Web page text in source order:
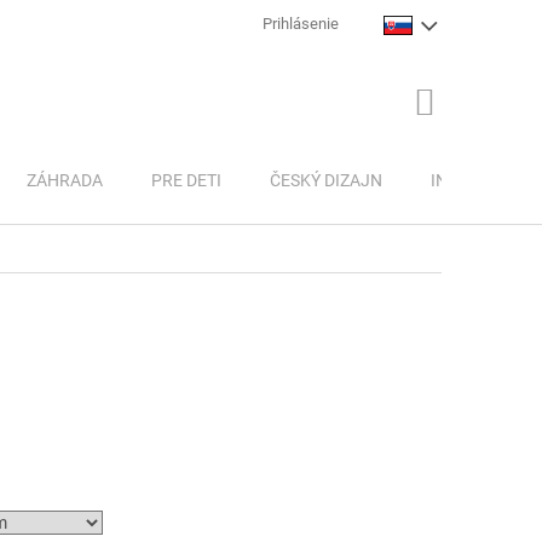
Prihlásenie
ZÁHRADA PRE DETI ČESKÝ DIZAJN INSPIRACE